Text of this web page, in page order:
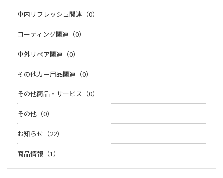
車内リフレッシュ関連（0）
コーティング関連（0）
車外リペア関連（0）
その他カー用品関連（0）
その他商品・サービス（0）
その他（0）
お知らせ（22）
商品情報（1）